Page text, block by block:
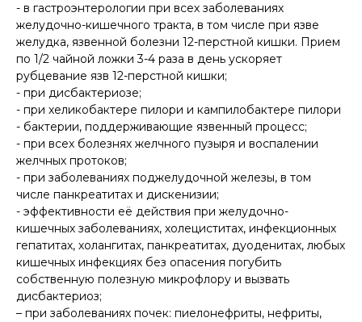
- в гастроэнтерологии при всех заболеваниях
желудочно-кишечного тракта, в том числе при язве
желудка, язвенной болезни 12-перстной кишки. Прием
по 1/2 чайной ложки 3-4 раза в день ускоряет
рубцевание язв 12-перстной кишки;
- при дисбактериозе;
- при хеликобактере пилори и кампилобактере пилори
- бактерии, поддерживающие язвенный процесс;
- при всех болезнях желчного пузыря и воспалении
желчных протоков;
- при заболеваниях поджелудочной железы, в том
числе панкреатитах и дискенизии;
- эффективности её действия при желудочно-
кишечных заболеваниях, холециститах, инфекционных
гепатитах, холангитах, панкреатитах, дуоденитах, любых
кишечных инфекциях без опасения погубить
собственную полезную микрофлору и вызвать
дисбактериоз;
– при заболеваниях почек: пиелонефриты, нефриты,